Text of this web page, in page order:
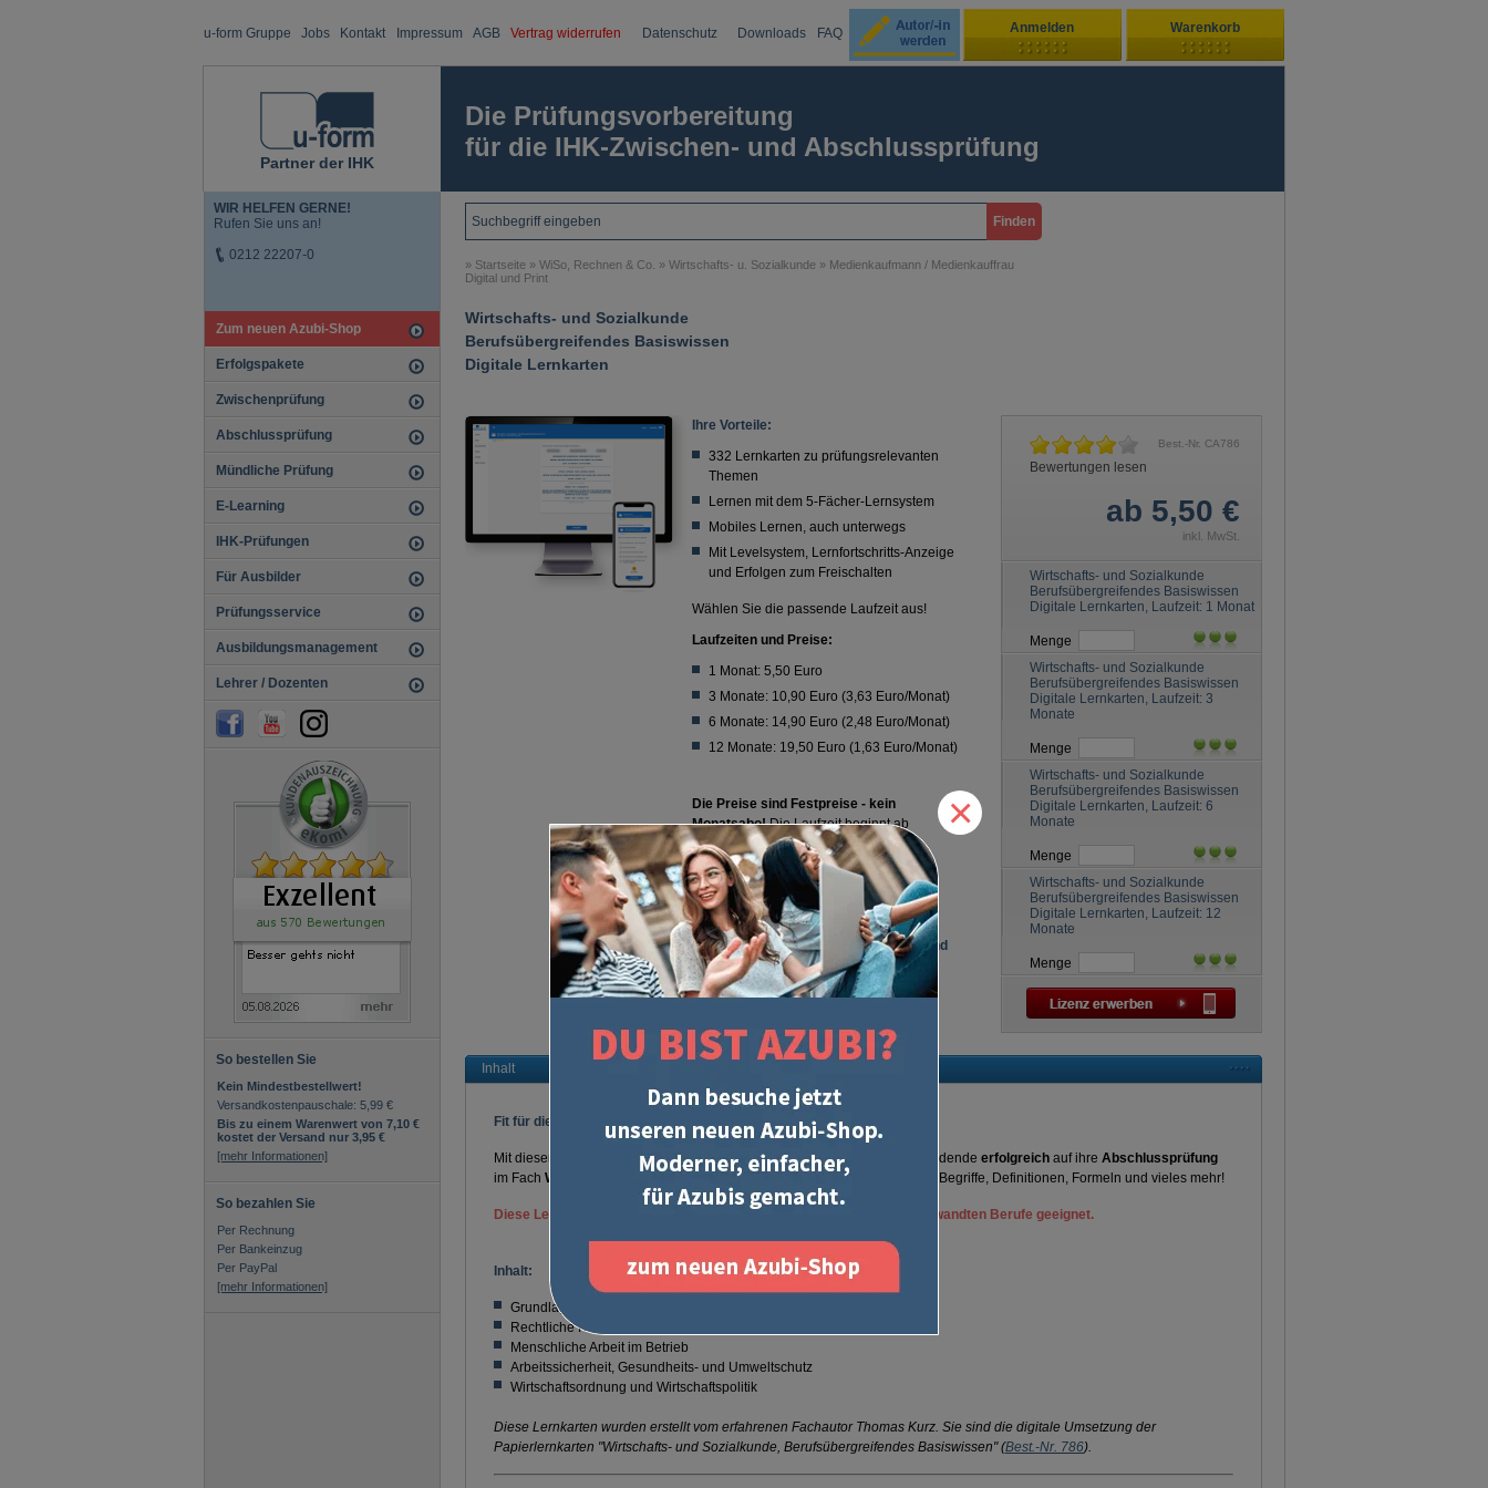
u-form Gruppe Jobs Kontakt Impressum AGB Vertrag widerrufen Datenschutz Downloads FAQ Anmelden Warenkorb
Partner der IHK
Die Prüfungsvorbereitung
für die IHK-Zwischen- und Abschlussprüfung
WIR HELFEN GERNE!
Rufen Sie uns an!
0212 22207-0
Zum neuen Azubi-Shop
Erfolgspakete
Zwischenprüfung
Abschlussprüfung
Mündliche Prüfung
E-Learning
IHK-Prüfungen
Für Ausbilder
Prüfungsservice
Ausbildungsmanagement
Lehrer / Dozenten
So bestellen Sie
Kein Mindestbestellwert!
Versandkostenpauschale: 5,99 €
Bis zu einem Warenwert von 7,10 €
kostet der Versand nur 3,95 €
[mehr Informationen]
So bezahlen Sie
Per Rechnung
Per Bankeinzug
Per PayPal
[mehr Informationen]
» Startseite » WiSo, Rechnen & Co. » Wirtschafts- u. Sozialkunde » Medienkaufmann / Medienkauffrau
Digital und Print
Wirtschafts- und Sozialkunde
Berufsübergreifendes Basiswissen
Digitale Lernkarten
Ihre Vorteile:
332 Lernkarten zu prüfungsrelevanten
Themen
Lernen mit dem 5-Fächer-Lernsystem
Mobiles Lernen, auch unterwegs
Mit Levelsystem, Lernfortschritts-Anzeige
und Erfolgen zum Freischalten
Wählen Sie die passende Laufzeit aus!
Laufzeiten und Preise:
1 Monat: 5,50 Euro
3 Monate: 10,90 Euro (3,63 Euro/Monat)
6 Monate: 14,90 Euro (2,48 Euro/Monat)
12 Monate: 19,50 Euro (1,63 Euro/Monat)
Die Preise sind Festpreise - kein
Monatsabo!Die Laufzeit beginnt ab
Aktivierung der Lizenz.
Lieber mit Papier lernen?
Zu den Papierlernkarten (
Best.-Nr. 786)
Sie sind Lehrer/-in oder Ausbilder/-in und
benötigen mehr als eine Lizenz?
Dann schreiben Sie uns eine E-Mail an
Best.-Nr. CA786
Bewertungen lesen
ab 5,50 €
inkl. MwSt.
Wirtschafts- und Sozialkunde
Berufsübergreifendes Basiswissen
Digitale Lernkarten, Laufzeit: 1 Monat
Menge
Wirtschafts- und Sozialkunde
Berufsübergreifendes Basiswissen
Digitale Lernkarten, Laufzeit: 3
Monate
Menge
Wirtschafts- und Sozialkunde
Berufsübergreifendes Basiswissen
Digitale Lernkarten, Laufzeit: 6
Monate
Menge
Wirtschafts- und Sozialkunde
Berufsübergreifendes Basiswissen
Digitale Lernkarten, Laufzeit: 12
Monate
Menge
Inhalt
Fit für die Prüfung!
Mit diesen über 330 digitalen Lernkarten haben sich schon viele Auszubildende erfolgreichauf ihre Abschlussprüfung
im Fach Wirtschafts- und Sozialkunde vorbereitet. Sie enthalten wichtige Begriffe, Definitionen, Formeln und vieles mehr!
Diese Lernkarten sind für alle kaufmännischen und kaufmännisch-verwandten Berufe geeignet.
Inhalt:
Grundlagen des Wirtschaftens
Rechtliche Rahmenbedingungen des Wirtschaftens
Menschliche Arbeit im Betrieb
Arbeitssicherheit, Gesundheits- und Umweltschutz
Wirtschaftsordnung und Wirtschaftspolitik
Diese Lernkarten wurden erstellt vom erfahrenen Fachautor Thomas Kurz. Sie sind die digitale Umsetzung der
Papierlernkarten "Wirtschafts- und Sozialkunde, Berufsübergreifendes Basiswissen" (Best.-Nr. 786).
×